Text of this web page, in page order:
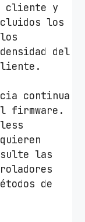
cliente y
los
del
continua
firmware.
las
de